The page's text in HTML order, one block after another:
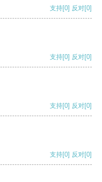
支持[0] 反对[0]
支持[0] 反对[0]
支持[0] 反对[0]
支持[0] 反对[0]